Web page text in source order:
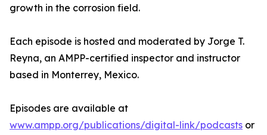
growth in the corrosion field.
Each episode is hosted and moderated by Jorge T.
Reyna, an AMPP-certified inspector and instructor
based in Monterrey, Mexico.
Episodes are available at
www.ampp.org/publications/digital-link/podcasts or